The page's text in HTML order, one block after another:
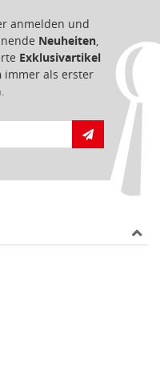
anmelden und
Neuheiten,
Exklusivartikel
immer als erster